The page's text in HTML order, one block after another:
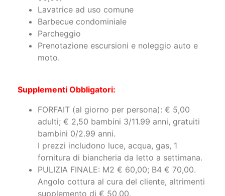
Barbecue condominiale
Parcheggio
Prenotazione escursioni e noleggio auto e
moto.
FORFAIT (al giorno per persona): € 5,00
adulti; € 2,50 bambini 3/11.99 anni, gratuiti
bambini 0/2.99 anni.
I prezzi includono luce, acqua, gas, 1
fornitura di biancheria da letto a settimana.
PULIZIA FINALE: M2 € 60,00; B4 € 70,00.
Angolo cottura al cura del cliente, altrimenti
supplemento di € 50,00.
TASSA DI SOGGIORNO: in vigore presso il